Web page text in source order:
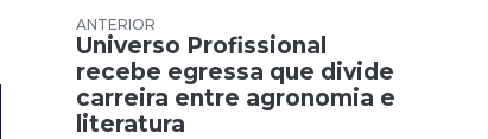
Navegação de Post
Universo Profissional
recebe egressa que divide
carreira entre agronomia e
literatura